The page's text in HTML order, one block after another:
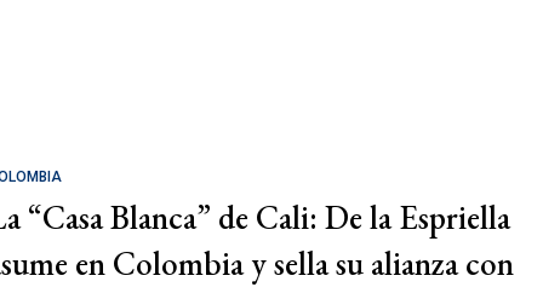
“Casa Blanca” de Cali: De la Espriella
en Colombia y sella su alianza con